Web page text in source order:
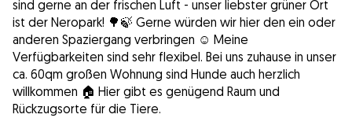
sind gerne an der frischen Luft - unser liebster grüner Ort
ist der Neropark! 🌳🍃 Gerne würden wir hier den ein oder
anderen Spaziergang verbringen ☺️ Meine
Verfügbarkeiten sind sehr flexibel. Bei uns zuhause in unser
ca. 60qm großen Wohnung sind Hunde auch herzlich
willkommen 🏠 Hier gibt es genügend Raum und
Rückzugsorte für die Tiere.